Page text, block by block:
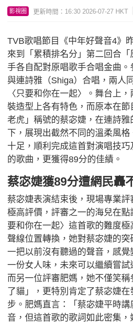
影視圈 更新時間：16:30 2026-07-27 HKT
TVB歌唱節目《中年好聲音4》
來到「累積排名分」第二回合
手各自配對原唱歌手合唱金曲
與連詩雅（Shiga）合唱，兩人
〈只要和你在一起〉。舞台上
裝造型上各有特色，而原本在
老虎」稱號的蔡宓婕，在連詩雅
下，展現出截然不同的溫柔風
十足，順利完成這首對演唱技
的歌曲，更獲得89分的佳績。
蔡宓婕獲89分遭網民轟
蔡宓婕表演結束後，現場專業
極高評價，評審之一的海兒在點
要和你在一起〉這首歌的難度
聲線位置轉換，她對蔡宓婕的突
一把以前沒有聽過的聲音，感覺
一份女人味，未來可以繼續嘗試
而另一位評審肥媽，她不僅笑
了貓」，更特別肯定了蔡宓婕
步。肥媽直言：「蔡宓婕平時
音，但這首歌的歌詞如此密集